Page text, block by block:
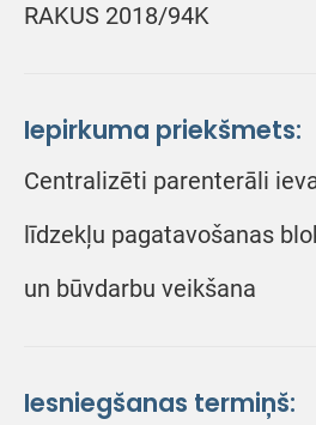
RAKUS 2018/94K
Iepirkuma priekšmets:
Centralizēti parenterāli
līdzekļu pagatavošanas
un būvdarbu veikšana
Iesniegšanas termiņš: